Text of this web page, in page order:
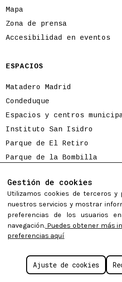
Gestión de cookies
Utilizamos cookies de terceros
nuestros servicios y mostrar
preferencias de los usuarios
navegación. Puedes obtener más
preferencias aquí
Ajuste de cookies
Mapa
Zona de prensa
Accesibilidad en eventos
ESPACIOS
Matadero Madrid
Condeduque
Espacios y centros
Instituto San Isidro
Parque de El Retiro
Parque de la Bombilla
Programación
Algunos derechos reservados.
Políticas de cookies
Aviso
Configurar cookies